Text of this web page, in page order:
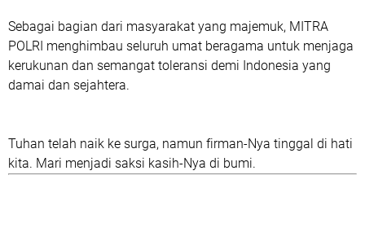
Sebagai bagian dari masyarakat yang majemuk, MITRA
POLRI menghimbau seluruh umat beragama untuk menjaga
kerukunan dan semangat toleransi demi Indonesia yang
damai dan sejahtera.
Tuhan telah naik ke surga, namun firman-Nya tinggal di hati
kita. Mari menjadi saksi kasih-Nya di bumi.